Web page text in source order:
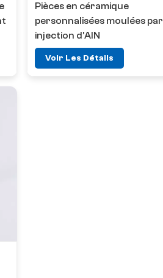
Pièces en céramique
personnalisées moulées par
injection d'AlN
Voir Les Détails